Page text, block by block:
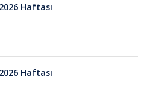
Haftası
Haftası